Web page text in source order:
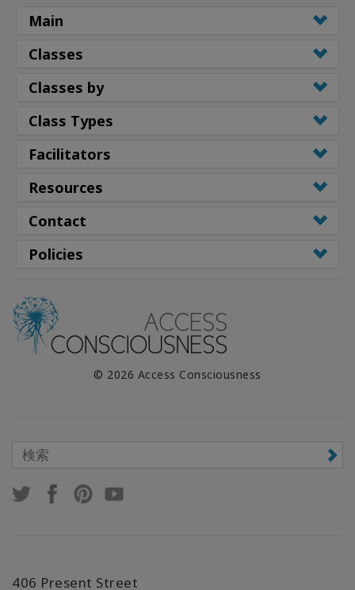
Main
Classes
Classes by
Class Types
Facilitators
Resources
Contact
Policies
© 2026 Access Consciousness
406 Present Street